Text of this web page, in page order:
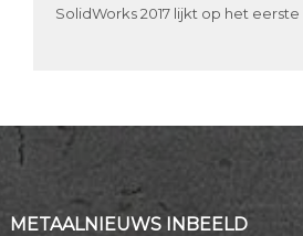
SolidWorks 2017 lijkt op het
METAALNIEUWS INBEELD